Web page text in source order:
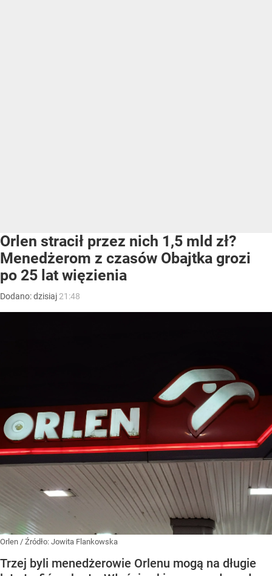
Orlen stracił przez nich 1,5 mld zł?
Menedżerom z czasów Obajtka grozi
po 25 lat więzienia
Dodano:dzisiaj 21:48
Orlen / Źródło: Jowita Flankowska
Trzej byli menedżerowie Orlenu mogą na długie